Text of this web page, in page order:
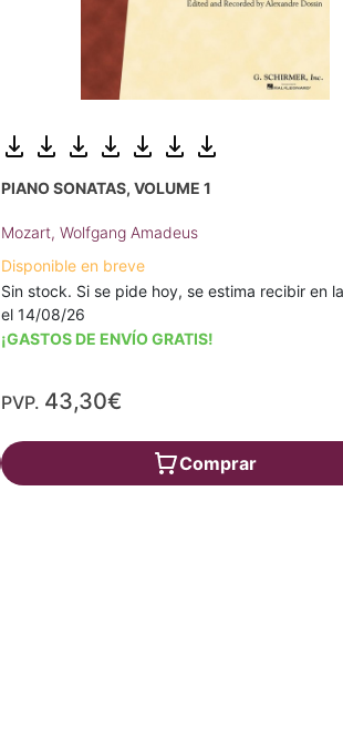
PIANO SONATAS, VOLUME 1
Mozart, Wolfgang Amadeus
Disponible en breve
Sin stock. Si se pide hoy, se estima recibir en
el 14/08/26
¡GASTOS DE ENVÍO GRATIS!
PVP. 43,30€
Comprar